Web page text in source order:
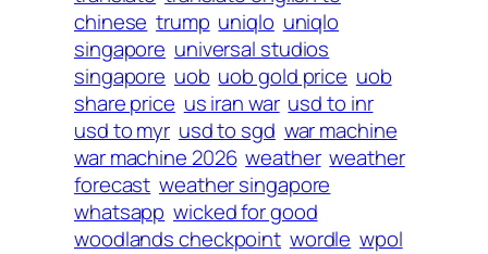
chinese trump uniqlo uniqlo
singapore universal studios
singapore uob uob gold price uob
share price us iran war usd to inr
usd to myr usd to sgd war machine
war machine 2026 weather weather
forecast weather singapore
whatsapp wicked for good
woodlands checkpoint wordle wpol